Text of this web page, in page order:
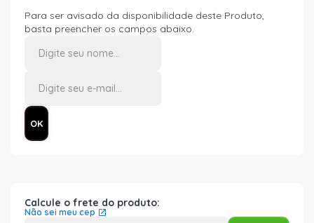
Para ser avisado da disponibilidade deste Produto,
basta preencher os campos abaixo.
Calcule o frete do produto:
Não sei meu cep